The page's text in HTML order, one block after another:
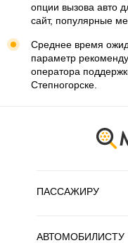
опции вызова авто
сайт, популярные
Среднее время
параметр
оператора
Степногорске.
ПАССАЖИРУ
АВТОМОБИЛИСТУ